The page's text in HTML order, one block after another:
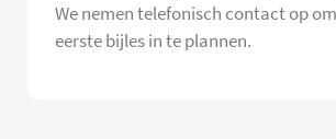
We nemen telefonisch contact op
eerste bijles in te plannen.